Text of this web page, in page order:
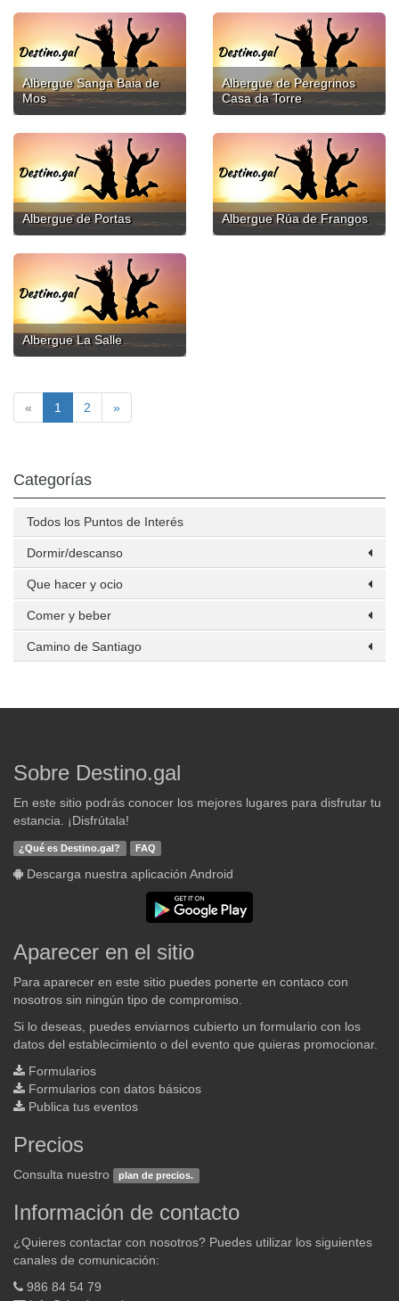
Albergue Sanga Baia de
Mos
Albergue de Peregrinos
Casa da Torre
Albergue de Portas Albergue Rúa de Frangos
Albergue La Salle
« 1 2 »
Categorías
Todos los Puntos de Interés
Dormir/descanso
Que hacer y ocio
Comer y beber
Camino de Santiago
Sobre Destino.gal
En este sitio podrás conocer los mejores lugares para disfrutar tu
estancia. ¡Disfrútala!
¿Qué es Destino.gal? FAQ
Descarga nuestra aplicación Android
Aparecer en el sitio
Para aparecer en este sitio puedes ponerte en contaco con
nosotros sin ningún tipo de compromiso.
Si lo deseas, puedes enviarnos cubierto un formulario con los
datos del establecimiento o del evento que quieras promocionar.
Formularios
Formularios con datos básicos
Publica tus eventos
Precios
Consulta nuestro plan de precios.
Información de contacto
¿Quieres contactar con nosotros? Puedes utilizar los siguientes
canales de comunicación:
986 84 54 79